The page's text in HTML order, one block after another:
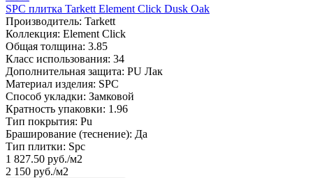
SPC плитка Tarkett Element Click Dusk Oak
Производитель: Tarkett
Коллекция: Element Click
Общая толщина: 3.85
Класс использования: 34
Дополнительная защита: PU Лак
Материал изделия: SPC
Способ укладки: Замковой
Кратность упаковки: 1.96
Тип покрытия: Pu
Браширование (теснение): Да
Тип плитки: Spc
1 827.50 руб./м2
2 150 руб./м2